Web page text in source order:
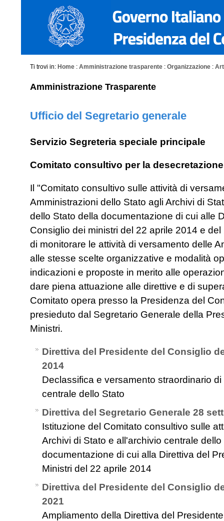
Ti trovi in: Home : Amministrazione trasparente : Organizzazione :
Amministrazione Trasparente
Ufficio del Segretario generale
Servizio Segreteria speciale principale
Comitato consultivo per la desecretazione
Il "Comitato consultivo sulle attività di
Amministrazioni dello Stato agli Archivi di
dello Stato della documentazione di cui alle
Consiglio dei ministri del 22 aprile 2014 e
di monitorare le attività di versamento delle
alle stesse scelte organizzative e modalità
indicazioni e proposte in merito alle
dare piena attuazione alle direttive e di
Comitato opera presso la Presidenza del
presieduto dal Segretario Generale della
Ministri.
Direttiva del Presidente del Consiglio
2014
Declassifica e versamento straordinario
centrale dello Stato
Direttiva del Segretario Generale 28
Istituzione del Comitato consultivo sulle
Archivi di Stato e all'archivio centrale
documentazione di cui alla Direttiva del
Ministri del 22 aprile 2014
Direttiva del Presidente del Consiglio
2021
Ampliamento della Direttiva del